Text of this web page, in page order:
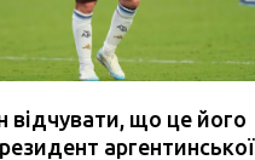
відчувати, що це його
аргентинської